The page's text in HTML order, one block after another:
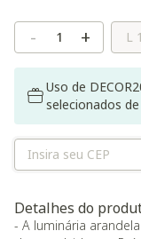
- +
Uso de
selecionados
Detalhes do
- A luminária